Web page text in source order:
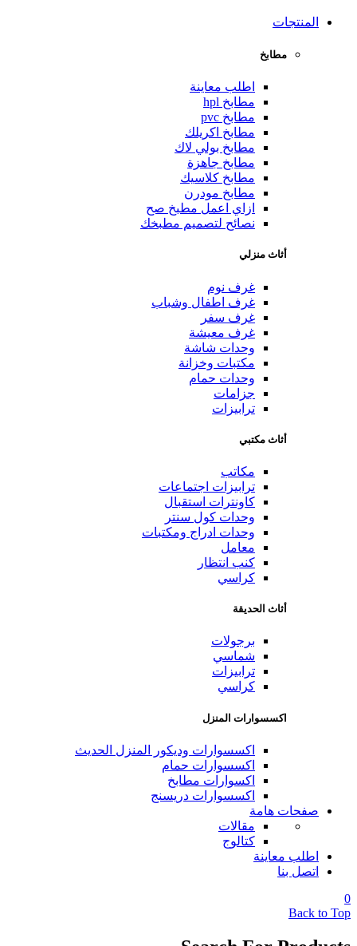
المنتجات
مطابخ
اطلب معاينة
مطابخ hpl
مطابخ pvc
مطابخ اكريلك
مطابخ بولي لاك
مطابخ جاهزة
مطابخ كلاسيك
مطابخ مودرن
ازاي اعمل مطبخ صح
نصائح لتصميم مطبخك
أثاث منزلي
غرف نوم
غرف اطفال وشباب
غرف سفر
غرف معيشة
وحدات شاشة
مكتبات وخزانة
وحدات حمام
جزامات
ترابيزات
أثاث مكتبي
مكاتب
ترابيزات اجتماعات
كاونترات استقبال
وحدات كول سنتر
وحدات ادراج ومكتبات
معامل
كنب انتظار
كراسي
أثاث الحديقة
برجولات
شماسي
ترابيزات
كراسي
اكسسوارات المنزل
اكسسوارات وديكور المنزل الحديث
اكسسوارات حمام
اكسوارات مطابخ
اكسسوارات دريسنج
صفحات هامة
مقالات
كتالوج
اطلب معاينة
اتصل بنا
0
Back to Top